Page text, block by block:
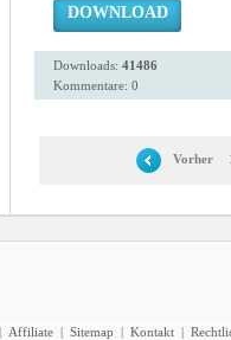
DOWNLOAD
Downloads: 41486
Kommentare: 0
Vorher
| Affiliate | Sitemap | Kontakt |